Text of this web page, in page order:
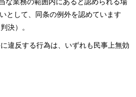
として、同条の例外を認めています
決）。
違反する行為は、いずれも民事上無効